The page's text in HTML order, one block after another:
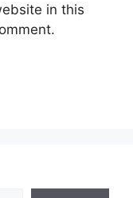
in this